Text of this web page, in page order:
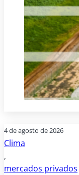
4 de agosto de 2026
Clima
,
mercados privados